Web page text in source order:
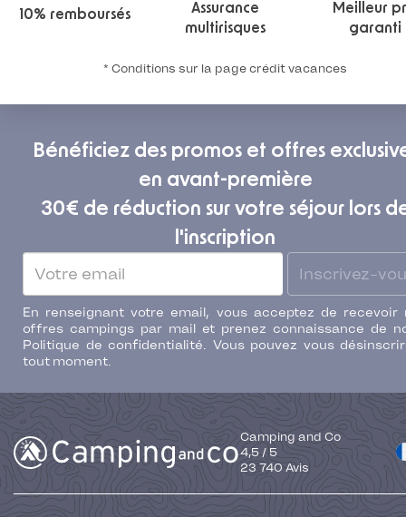
10% remboursés
Assurance
multirisques
Meilleur
garanti
* Conditions sur la page crédit vacances
Bénéficiez des promos et offres
en avant-première
30€ de réduction sur votre séjour lors
l'inscription
Inscrivez-
En renseignant votre email, vous acceptez de recevoir
offres campings par mail et prenez connaissance de
Politique de confidentialité. Vous pouvez vous
tout moment.
Camping and Co
4,5 / 5
23 740 Avis